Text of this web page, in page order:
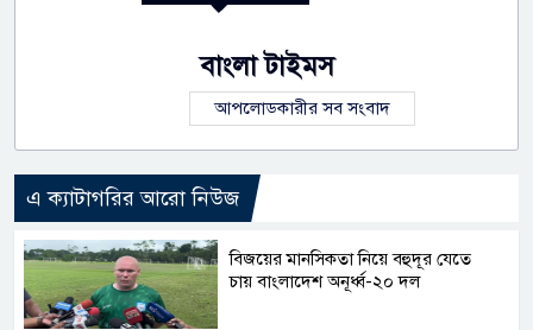
বাংলা টাইমস
আপলোডকারীর সব সংবাদ
এ ক্যাটাগরির আরো নিউজ
বিজয়ের মানসিকতা নিয়ে বহুদূর যেতে
চায় বাংলাদেশ অনূর্ধ্ব-২০ দল